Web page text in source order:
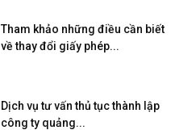
Tham khảo những điều cần biết
về thay đổi giấy phép...
Dịch vụ tư vấn thủ tục thành lập
công ty quảng...